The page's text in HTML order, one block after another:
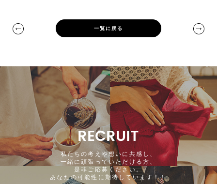
一覧に戻る
RECRUIT
私たちの考えや想いに共感し、
一緒に頑張っていただける方、
是非ご応募ください。
あなたの可能性に期待しています！！